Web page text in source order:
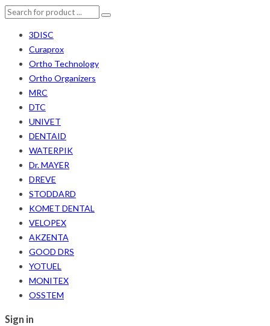
3DISC
Curaprox
Ortho Technology
Ortho Organizers
MRC
DTC
UNIVET
DENTAID
WATERPIK
Dr. MAYER
DREVE
STODDARD
KOMET DENTAL
VELOPEX
AKZENTA
GOOD DRS
YOTUEL
MONITEX
OSSTEM
Sign in